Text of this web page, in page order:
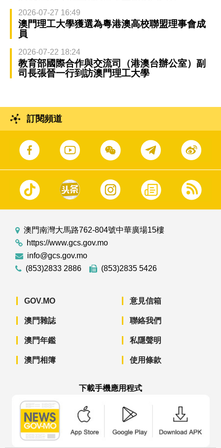
2026-07-27 16:49
澳門理工大學獲選為粵港澳高校聯盟理事會成
員
2026-07-22 18:24
教育部國際合作與交流司（港澳台辦公室）副
司長張晉一行到訪澳門理工大學
訂閱頻道
澳門南灣大馬路762-804號中華廣場15樓
https://www.gcs.gov.mo
info@gcs.gov.mo
(853)2833 2886
(853)2835 5426
GOV.MO
澳門雜誌
澳門年鑑
澳門相簿
意見信箱
聯絡我們
私隱聲明
使用條款
下載手機應用程式